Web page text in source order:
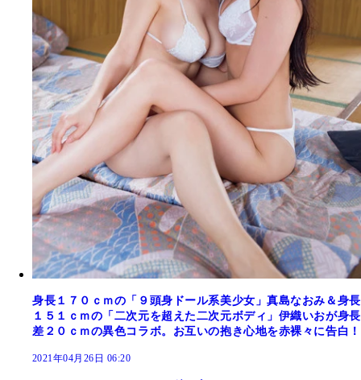
身長１７０ｃｍの「９頭身ドール系美少女」真島なおみ＆身長
１５１ｃｍの「二次元を超えた二次元ボディ」伊織いおが身長
差２０ｃｍの異色コラボ。お互いの抱き心地を赤裸々に告白！
2021年04月26日 06:20